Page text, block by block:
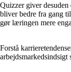
Quizzer giver
bliver bedre fra gang
gør læringen mere
Forstå
arbejdsmarkedsindsigt